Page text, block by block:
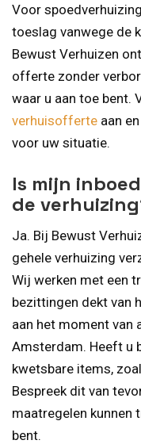
Voor
toeslag vanwege de
Bewust Verhuizen
offerte zonder
waar u aan toe bent.
verhuisofferte aan
voor uw situatie.
Is mijn
de
Ja. Bij Bewust
gehele verhuizing
Wij werken met een
bezittingen dekt van
aan het moment van
Amsterdam. Heeft u
kwetsbare items,
Bespreek dit van
maatregelen kunnen
bent.